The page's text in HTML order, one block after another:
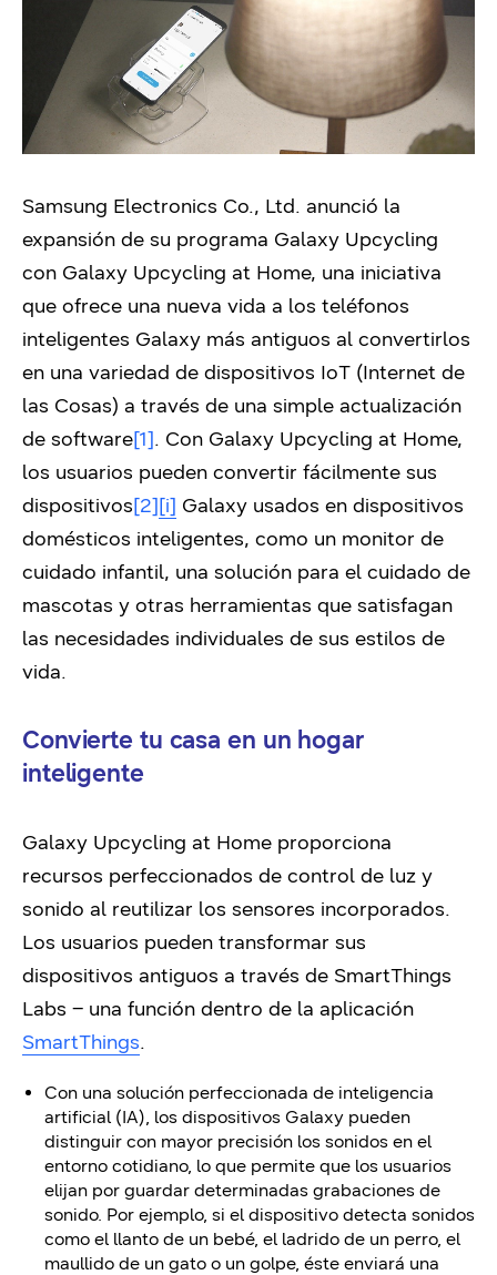
Samsung Electronics Co., Ltd. anunció la
expansión de su programa Galaxy Upcycling
con Galaxy Upcycling at Home, una iniciativa
que ofrece una nueva vida a los teléfonos
inteligentes Galaxy más antiguos al convertirlos
en una variedad de dispositivos IoT (Internet de
las Cosas) a través de una simple actualización
de software[1]. Con Galaxy Upcycling at Home,
los usuarios pueden convertir fácilmente sus
dispositivos[2][i] Galaxy usados en dispositivos
domésticos inteligentes, como un monitor de
cuidado infantil, una solución para el cuidado de
mascotas y otras herramientas que satisfagan
las necesidades individuales de sus estilos de
vida.
Convierte tu casa en un hogar
inteligente
Galaxy Upcycling at Home proporciona
recursos perfeccionados de control de luz y
sonido al reutilizar los sensores incorporados.
Los usuarios pueden transformar sus
dispositivos antiguos a través de SmartThings
Labs – una función dentro de la aplicación
SmartThings.
Con una solución perfeccionada de inteligencia
artificial (IA), los dispositivos Galaxy pueden
distinguir con mayor precisión los sonidos en el
entorno cotidiano, lo que permite que los usuarios
elijan por guardar determinadas grabaciones de
sonido. Por ejemplo, si el dispositivo detecta sonidos
como el llanto de un bebé, el ladrido de un perro, el
maullido de un gato o un golpe, éste enviará una